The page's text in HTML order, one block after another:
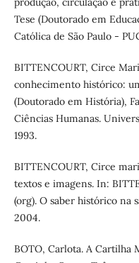
Tese (Doutorado em
Católica de São Paulo -
BITTENCOURT, Circe
conhecimento histórico:
(Doutorado em História),
Ciências Humanas.
1993.
BITTENCOURT, Circe
textos e imagens. In:
(org). O saber histórico na
2004.
BOTO, Carlota. A Cartilha